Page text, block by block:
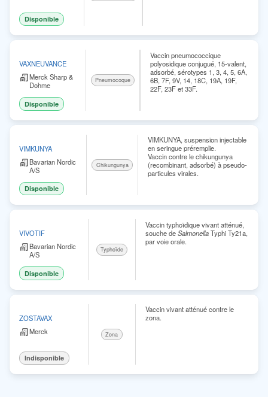
Disponible
VAXNEUVANCE
Merck Sharp &
Dohme
Disponible
Pneumocoque
Vaccin pneumococcique
polyosidique conjugué, 15-valent,
adsorbé, sérotypes 1, 3, 4, 5, 6A,
6B, 7F, 9V, 14, 18C, 19A, 19F,
22F, 23F et 33F.
VIMKUNYA
Bavarian Nordic
A/S
Disponible
Chikungunya
VIMKUNYA, suspension injectable
en seringue préremplie.
Vaccin contre le chikungunya
(recombinant, adsorbé) à pseudo-
particules virales.
VIVOTIF
Bavarian Nordic
A/S
Disponible
Typhoïde
Vaccin typhoïdique vivant atténué,
souche deSalmonellaTyphi Ty21a,
par voie orale.
ZOSTAVAX
Merck
Indisponible
Zona
Vaccin vivant atténué contre le
zona.